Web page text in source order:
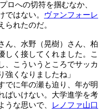
ロへの切符を掴むなか、
ではない。
ヴァンフォーレ
られたのだ。
ん、水野（晃樹）さん、柏
しく接してくれました。こ
、こういうところでサッカ
強くなりましたね」
でに年の瀬も迫り、年が明
ばいけない。大学進学を考
うな思いで、
レノファ山口